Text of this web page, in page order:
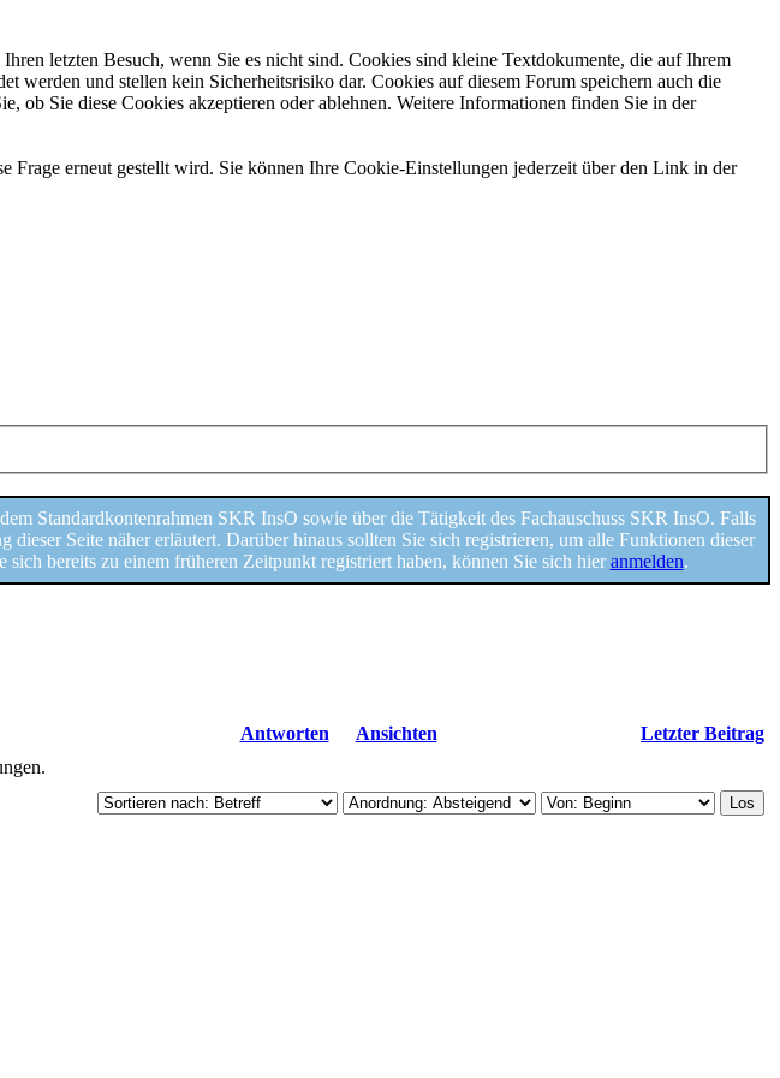
letzten Besuch, wenn Sie es nicht sind. Cookies sind kleine Textdokumente, die auf Ihrem
werden und stellen kein Sicherheitsrisiko dar. Cookies auf diesem Forum speichern auch die
ob Sie diese Cookies akzeptieren oder ablehnen. Weitere Informationen finden Sie in der
erneut gestellt wird. Sie können Ihre Cookie-Einstellungen jederzeit über den Link in der
Standardkontenrahmen SKR InsO sowie über die Tätigkeit des Fachauschuss SKR InsO. Falls
Seite näher erläutert. Darüber hinaus sollten Sie sich registrieren, um alle Funktionen dieser
sich bereits zu einem früheren Zeitpunkt registriert haben, können Sie sich hier anmelden.
Antworten Ansichten
Letzter Beitrag